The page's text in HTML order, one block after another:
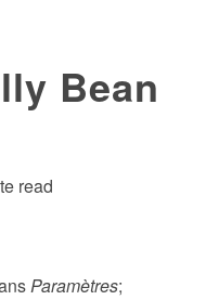
Bean
read
Paramètres;